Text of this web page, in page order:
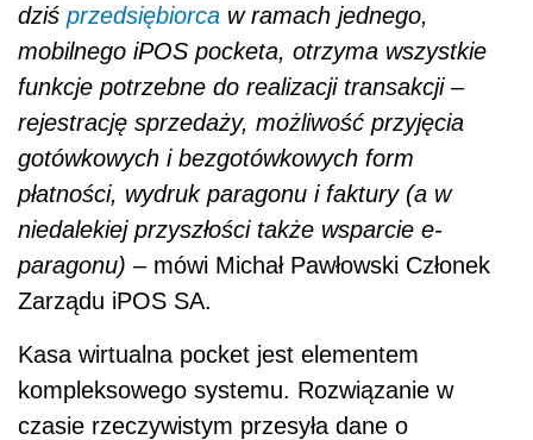
dziś przedsiębiorca w ramach jednego,
mobilnego iPOS pocketa, otrzyma wszystkie
funkcje potrzebne do realizacji transakcji –
rejestrację sprzedaży, możliwość przyjęcia
gotówkowych i bezgotówkowych form
płatności, wydruk paragonu i faktury (a w
niedalekiej przyszłości także wsparcie e-
paragonu) – mówi Michał Pawłowski Członek
Zarządu iPOS SA.
Kasa wirtualna pocket jest elementem
kompleksowego systemu. Rozwiązanie w
czasie rzeczywistym przesyła dane o